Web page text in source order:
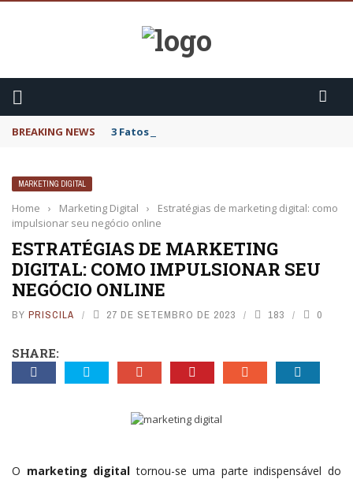
BREAKING NEWS 3 Fatos sobre o Cytotec
MARKETING DIGITAL
Home › Marketing Digital ›
Estratégias de marketing digital: como
impulsionar seu negócio online
ESTRATÉGIAS DE MARKETING
DIGITAL: COMO IMPULSIONAR SEU
NEGÓCIO ONLINE
BY PRISCILA 27 DE SETEMBRO DE 2023 183 0
SHARE:
O marketing digital tornou-se uma parte indispensável do